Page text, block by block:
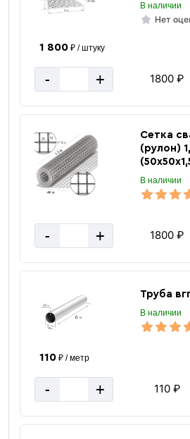
В наличии
Нет
1 800₽ / штуку
- + 1800 ₽
Сетка
(рулон)
В наличии
- + 1800 ₽
Труба
В наличии
110₽ / метр
- + 110 ₽